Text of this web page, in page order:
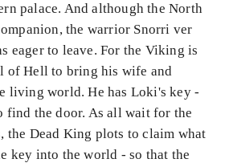
palace. And although the North
the warrior Snorri ver
eager to leave. For the Viking is
of Hell to bring his wife and
living world. He has Loki's key -
find the door. As all wait for the
the Dead King plots to claim what
key into the world - so that the